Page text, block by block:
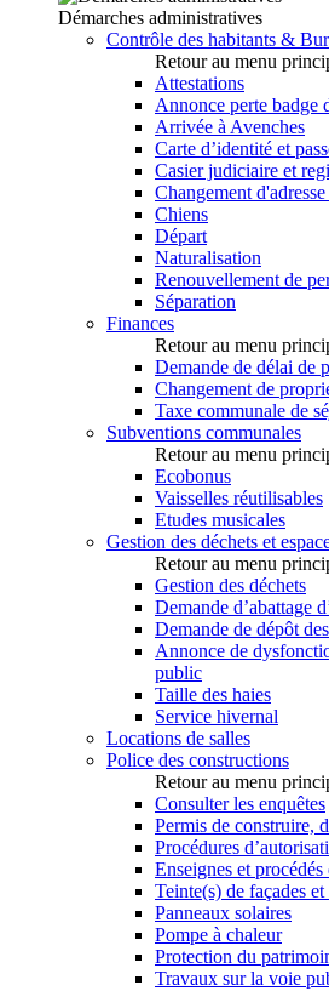
Démarches administratives
Contrôle des habitants &
Retour au menu
Attestations
Annonce perte badge
Arrivée à Avenches
Carte d’identité et
Casier judiciaire et
Changement
Chiens
Départ
Naturalisation
Renouvellement de
Séparation
Finances
Retour au menu
Demande de délai de
Changement de
Taxe communale de
Subventions communales
Retour au menu
Ecobonus
Vaisselles réutilisables
Etudes musicales
Gestion des déchets et
Retour au menu
Gestion des déchets
Demande d’abattage
Demande de dépôt
Annonce de
public
Taille des haies
Service hivernal
Locations de salles
Police des constructions
Retour au menu
Consulter les enquêtes
Permis de construire,
Procédures
Enseignes et procédés
Teinte(s) de façades
Panneaux solaires
Pompe à chaleur
Protection du
Travaux sur la voie